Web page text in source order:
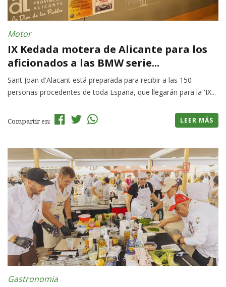
Motor
IX Kedada motera de Alicante para los
aficionados a las BMW serie...
Sant Joan d'Alacant está preparada para recibir a las 150
personas procedentes de toda España, que llegarán para la 'IX...
Compartir en: LEER MÁS
Gastronomia